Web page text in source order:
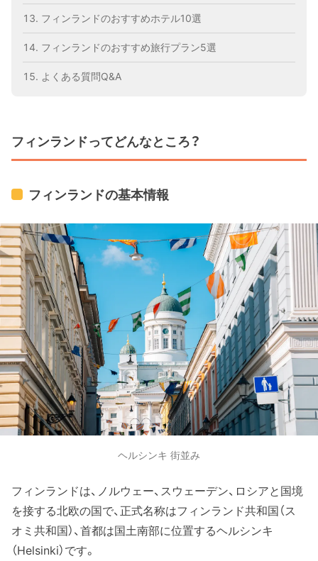
フィンランドのおすすめホテル10選
フィンランドのおすすめ旅行プラン5選
よくある質問Q&A
フィンランドってどんなところ？
フィンランドの基本情報
ヘルシンキ 街並み
フィンランドは、ノルウェー、スウェーデン、ロシアと国境
を接する北欧の国で、正式名称はフィンランド共和国（ス
オミ共和国）、首都は国土南部に位置するヘルシンキ
（Helsinki）です。